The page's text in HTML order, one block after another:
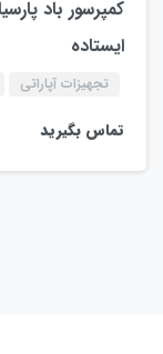
ایستاده
تجهیزات آپاراتی
تماس بگیرید